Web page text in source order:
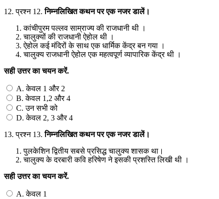
12.प्रश्न 12.निम्नलिखित कथन पर एक नजर डालें।
कांचीपुरम पल्लव साम्राज्य की राजधानी थी ।
चालुक्यों की राजधानी ऐहोल थी ।
ऐहोल कई मंदिरों के साथ एक धार्मिक केंद्र बन गया ।
चालुक्य राजधानी ऐहोल एक महत्वपूर्ण व्यापारिक केंद्र थी ।
सही उत्तर का चयन करें.
A. केवल 1 और 2
B. केवल 1,2 और 4
C. उन सभी को
D. केवल 2, 3 और 4
13.प्रश्न 13.निम्नलिखित कथन पर एक नजर डालें।
पुलकेशिन द्वितीय सबसे प्रसिद्ध चालुक्य शासक था।
चालुक्य के दरबारी कवि हरिषेण ने इसकी प्रशस्ति लिखी थी ।
सही उत्तर का चयन करें.
A. केवल 1